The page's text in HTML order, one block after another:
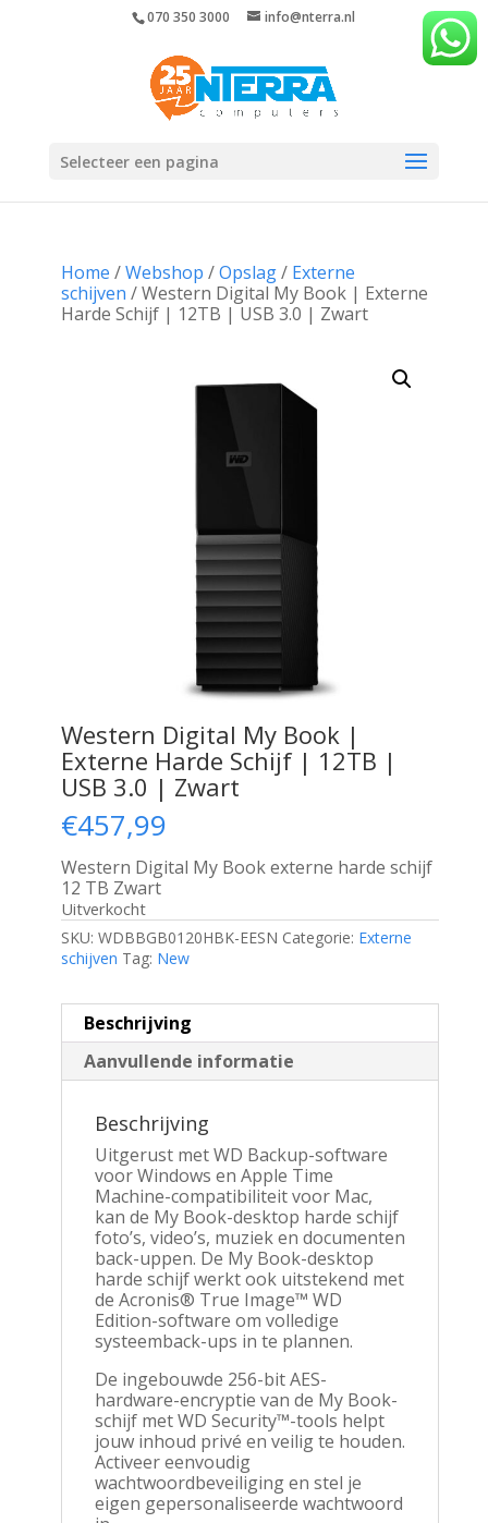
070 350 3000 info@nterra.nl
Selecteer een pagina
Home /Webshop /Opslag/ Externe
schijven / Western Digital My Book | Externe
Harde Schijf | 12TB | USB 3.0 | Zwart
Western Digital My Book |
Externe Harde Schijf | 12TB |
USB 3.0 | Zwart
€457,99
Western Digital My Book externe harde schijf
12 TB Zwart
Uitverkocht
SKU: WDBBGB0120HBK-EESN Categorie: Externe
schijven Tag: New
Beschrijving
Aanvullende informatie
Beschrijving
Uitgerust met WD Backup-software
voor Windows en Apple Time
Machine-compatibiliteit voor Mac,
kan de My Book-desktop harde schijf
foto’s, video’s, muziek en documenten
back-uppen. De My Book-desktop
harde schijf werkt ook uitstekend met
de Acronis® True Image™ WD
Edition-software om volledige
systeemback-ups in te plannen.
De ingebouwde 256-bit AES-
hardware-encryptie van de My Book-
schijf met WD Security™-tools helpt
jouw inhoud privé en veilig te houden.
Activeer eenvoudig
wachtwoordbeveiliging en stel je
eigen gepersonaliseerde wachtwoord